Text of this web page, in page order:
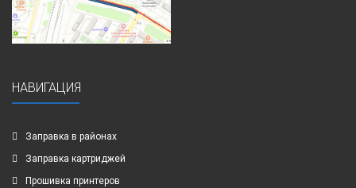
НАВИГАЦИЯ
Заправка в районах
Заправка картриджей
Прошивка принтеров